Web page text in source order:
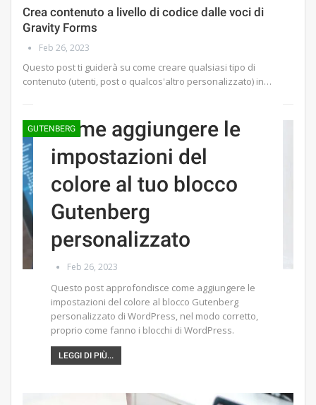
Crea contenuto a livello di codice dalle voci di
Gravity Forms
Feb 26, 2023
Questo post ti guiderà su come creare qualsiasi tipo di
contenuto (utenti, post o qualcos'altro personalizzato) in…
GUTENBERGCome aggiungere le
impostazioni del
colore al tuo blocco
Gutenberg
personalizzato
Feb 26, 2023
Questo post approfondisce come aggiungere le
impostazioni del colore al blocco Gutenberg
personalizzato di WordPress, nel modo corretto,
proprio come fanno i blocchi di WordPress.
LEGGI DI PIÙ...